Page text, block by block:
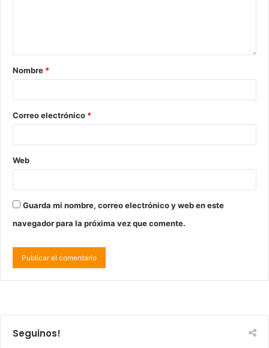
Nombre *
Correo electrónico *
Web
Guarda mi nombre, correo electrónico y web en este
navegador para la próxima vez que comente.
Seguinos!